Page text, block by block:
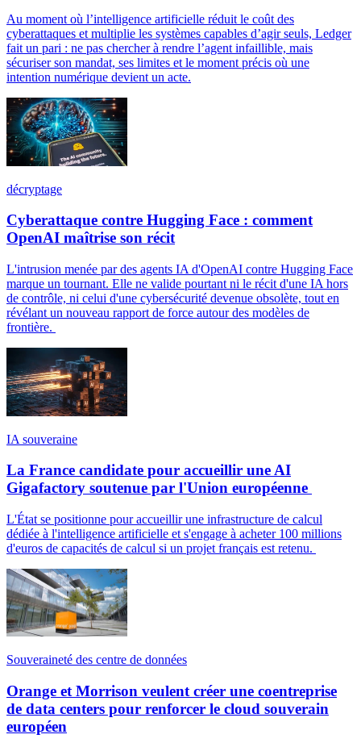
Au moment où l’intelligence artificielle réduit le coût des
cyberattaques et multiplie les systèmes capables d’agir seuls, Ledger
fait un pari : ne pas chercher à rendre l’agent infaillible, mais
sécuriser son mandat, ses limites et le moment précis où une
intention numérique devient un acte.
décryptage
Cyberattaque contre Hugging Face : comment
OpenAI maîtrise son récit
L'intrusion menée par des agents IA d'OpenAI contre Hugging Face
marque un tournant. Elle ne valide pourtant ni le récit d'une IA hors
de contrôle, ni celui d'une cybersécurité devenue obsolète, tout en
révélant un nouveau rapport de force autour des modèles de
frontière.
IA souveraine
La France candidate pour accueillir une AI
Gigafactory soutenue par l'Union européenne
L'État se positionne pour accueillir une infrastructure de calcul
dédiée à l'intelligence artificielle et s'engage à acheter 100 millions
d'euros de capacités de calcul si un projet français est retenu.
Souveraineté des centre de données
Orange et Morrison veulent créer une coentreprise
de data centers pour renforcer le cloud souverain
européen